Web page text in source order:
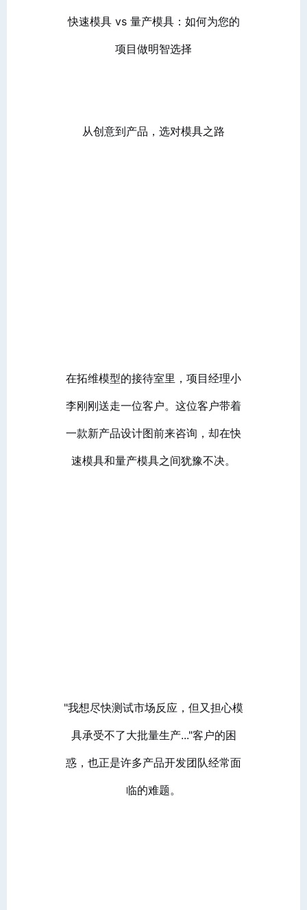
快速模具 vs 量产模具：如何为您的
项目做明智选择
从创意到产品，选对模具之路
在拓维模型的接待室里，项目经理小
李刚刚送走一位客户。这位客户带着
一款新产品设计图前来咨询，却在快
速模具和量产模具之间犹豫不决。
"我想尽快测试市场反应，但又担心模
具承受不了大批量生产..."客户的困
惑，也正是许多产品开发团队经常面
临的难题。